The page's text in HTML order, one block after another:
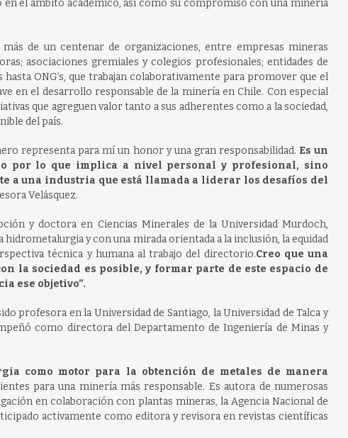
en el ámbito académico, así como su compromiso con una minería
de un centenar de organizaciones, entre empresas mineras
asociaciones gremiales y colegios profesionales; entidades de
ONG’s, que trabajan colaborativamente para promover que el
en el desarrollo responsable de la minería en Chile. Con especial
que agreguen valor tanto a sus adherentes como a la sociedad,
del país.
representa para mí un honor y una gran responsabilidad. Es un
por lo que implica a nivel personal y profesional, sino
a una industria que está llamada a liderar los desafíos del
Velásquez.
y doctora en Ciencias Minerales de la Universidad Murdoch,
y con una mirada orientada a la inclusión, la equidad
técnica y humana al trabajo del directorio.Creo que una
la sociedad es posible, y formar parte de este espacio de
ese objetivo”.
profesora en la Universidad de Santiago, la Universidad de Talca y
como directora del Departamento de Ingeniería de Minas y
como motor para la obtención de metales de manera
para una minería más responsable. Es autora de numerosas
en colaboración con plantas mineras, la Agencia Nacional de
activamente como editora y revisora en revistas científicas